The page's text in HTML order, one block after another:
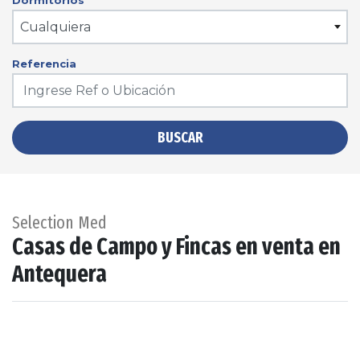
Cualquiera
Referencia
BUSCAR
Selection Med
Casas de Campo y Fincas en venta en
Antequera